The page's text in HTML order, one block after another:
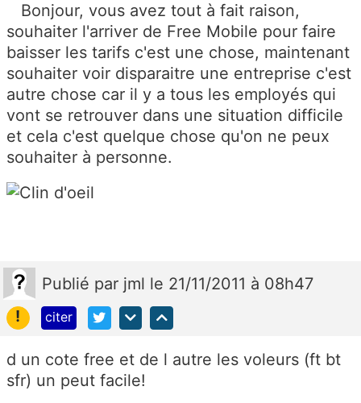
Bonjour, vous avez tout à fait raison,
souhaiter l'arriver de Free Mobile pour faire
baisser les tarifs c'est une chose, maintenant
souhaiter voir disparaitre une entreprise c'est
autre chose car il y a tous les employés qui
vont se retrouver dans une situation difficile
et cela c'est quelque chose qu'on ne peux
souhaiter à personne.
Publié par jml le 21/11/2011 à 08h47
!
citer
d un cote free et de l autre les voleurs (ft bt
sfr) un peut facile!